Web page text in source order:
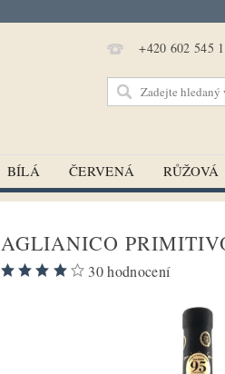
+420 602 545
BÍLÁ ČERVENÁ RŮŽOVÁ
AGLIANICO
30 hodnocení